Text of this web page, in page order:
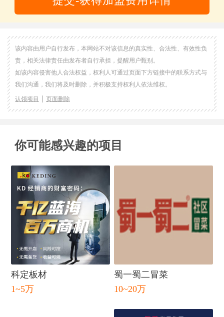
该内容由用户自行发布，本网站不对该信息的真实性、合法性、有效性负
责，相关法律责任由发布者自行承担，提醒用户甄别。
如该内容侵害他人合法权益，权利人可通过页面下方链接中的联系方式与
我们沟通，我们将及时删除，并积极支持权利人依法维权。
认领项目 页面删除
你可能感兴趣的项目
科定板材
1~5万
蜀一蜀二冒菜
10~20万